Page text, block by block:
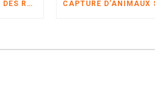
COMMENT SE DÉBARRASSER DES RATS ?